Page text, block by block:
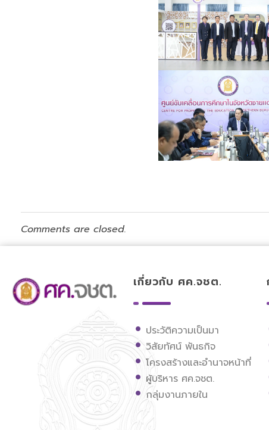
Comments are closed.
เกี่ยวกับ ศค.จชต.
ประวัติความเป็นมา
วิสัยทัศน์ พันธกิจ
โครงสร้างและอำนาจหน้าที่
ผู้บริหาร ศค.จชต.
กลุ่มงานภายใน